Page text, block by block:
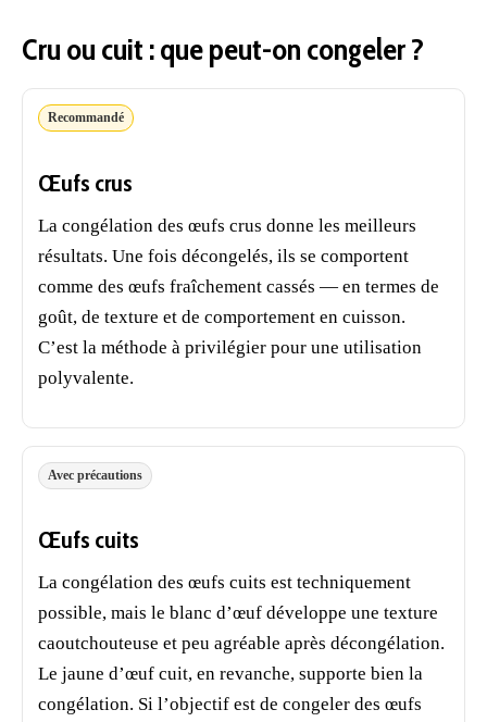
Cru ou cuit : que peut-on congeler ?
Recommandé
Œufs crus
La congélation des œufs crus donne les meilleurs
résultats. Une fois décongelés, ils se comportent
comme des œufs fraîchement cassés — en termes de
goût, de texture et de comportement en cuisson.
C’est la méthode à privilégier pour une utilisation
polyvalente.
Avec précautions
Œufs cuits
La congélation des œufs cuits est techniquement
possible, mais le blanc d’œuf développe une texture
caoutchouteuse et peu agréable après décongélation.
Le jaune d’œuf cuit, en revanche, supporte bien la
congélation. Si l’objectif est de congeler des œufs